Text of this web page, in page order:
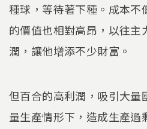
種球，等待著下種。成本不
的價值也相對高昂，以往主
潤，讓他增添不少財富。
但百合的高利潤，吸引大量
量生產情形下，造成生產過